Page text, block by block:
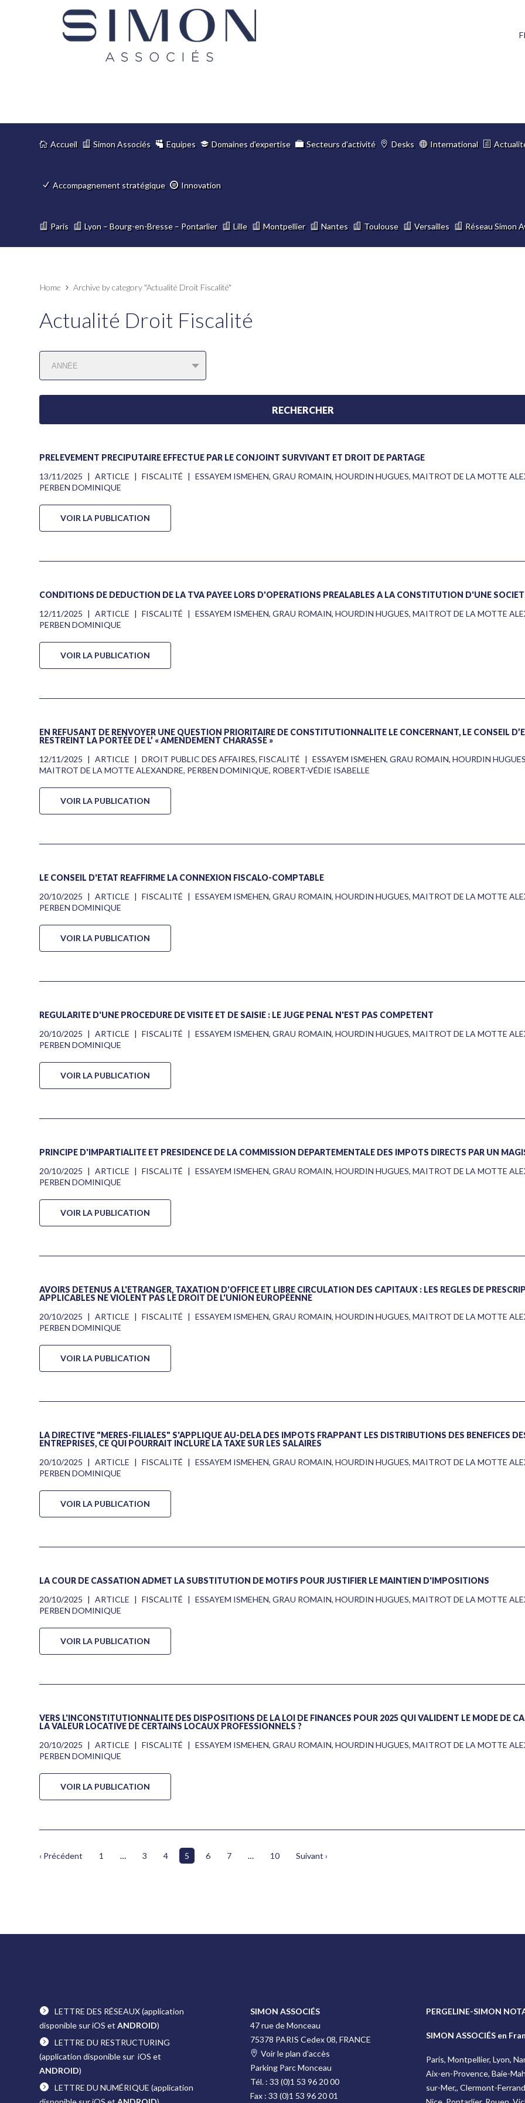
Accueil Simon Associés Equipes Domaines d’expertise Secteurs d’activité Desks International
Accompagnement stratégique Innovation
Paris Lyon – Bourg-en-Bresse – Pontarlier Lille Montpellier Nantes Toulouse Versailles Réseau Simon
Home Archive by category "Actualité Droit Fiscalité"
Actualité Droit Fiscalité
PRÉLÈVEMENT PRÉCIPUTAIRE EFFECTUÉ PAR LE CONJOINT SURVIVANT ET DROIT DE PARTAGE
13/11/2025 | ARTICLE | FISCALITÉ | ESSAYEM ISMEHEN,GRAU ROMAIN,HOURDIN HUGUES,MAITROT DE LA MOTTE
PERBEN DOMINIQUE
VOIR LA PUBLICATION
CONDITIONS DE DÉDUCTION DE LA TVA PAYÉE LORS D'OPÉRATIONS PRÉALABLES À LA CONSTITUTION D'UNE
12/11/2025 | ARTICLE | FISCALITÉ | ESSAYEM ISMEHEN,GRAU ROMAIN,HOURDIN HUGUES,MAITROT DE LA MOTTE
PERBEN DOMINIQUE
VOIR LA PUBLICATION
EN REFUSANT DE RENVOYER UNE QUESTION PRIORITAIRE DE CONSTITUTIONNALITÉ LE CONCERNANT, LE CONSEIL
RESTREINT LA PORTÉE DE L’ « AMENDEMENT CHARASSE »
12/11/2025 | ARTICLE | DROIT PUBLIC DES AFFAIRES,FISCALITÉ | ESSAYEM ISMEHEN,GRAU ROMAIN,HOURDIN
MAITROT DE LA MOTTE ALEXANDRE, PERBEN DOMINIQUE, ROBERT-VÉDIE ISABELLE
VOIR LA PUBLICATION
LE CONSEIL D'ETAT RÉAFFIRME LA CONNEXION FISCALO-COMPTABLE
20/10/2025 | ARTICLE | FISCALITÉ | ESSAYEM ISMEHEN,GRAU ROMAIN,HOURDIN HUGUES,MAITROT DE LA MOTTE
PERBEN DOMINIQUE
VOIR LA PUBLICATION
RÉGULARITÉ D'UNE PROCÉDURE DE VISITE ET DE SAISIE : LE JUGE PÉNAL N'EST PAS COMPÉTENT
20/10/2025 | ARTICLE | FISCALITÉ | ESSAYEM ISMEHEN,GRAU ROMAIN,HOURDIN HUGUES,MAITROT DE LA MOTTE
PERBEN DOMINIQUE
VOIR LA PUBLICATION
PRINCIPE D'IMPARTIALITÉ ET PRÉSIDENCE DE LA COMMISSION DÉPARTEMENTALE DES IMPÔTS DIRECTS PAR UN
20/10/2025 | ARTICLE | FISCALITÉ | ESSAYEM ISMEHEN,GRAU ROMAIN,HOURDIN HUGUES,MAITROT DE LA MOTTE
PERBEN DOMINIQUE
VOIR LA PUBLICATION
AVOIRS DÉTENUS À L'ÉTRANGER, TAXATION D'OFFICE ET LIBRE CIRCULATION DES CAPITAUX : LES RÈGLES DE
APPLICABLES NE VIOLENT PAS LE DROIT DE L'UNION EUROPÉENNE
20/10/2025 | ARTICLE | FISCALITÉ | ESSAYEM ISMEHEN,GRAU ROMAIN,HOURDIN HUGUES,MAITROT DE LA MOTTE
PERBEN DOMINIQUE
VOIR LA PUBLICATION
LA DIRECTIVE "MÈRES-FILIALES" S'APPLIQUE AU-DELÀ DES IMPÔTS FRAPPANT LES DISTRIBUTIONS DES BÉNÉFICES
ENTREPRISES, CE QUI POURRAIT INCLURE LA TAXE SUR LES SALAIRES
20/10/2025 | ARTICLE | FISCALITÉ | ESSAYEM ISMEHEN,GRAU ROMAIN,HOURDIN HUGUES,MAITROT DE LA MOTTE
PERBEN DOMINIQUE
VOIR LA PUBLICATION
LA COUR DE CASSATION ADMET LA SUBSTITUTION DE MOTIFS POUR JUSTIFIER LE MAINTIEN D'IMPOSITIONS
20/10/2025 | ARTICLE | FISCALITÉ | ESSAYEM ISMEHEN,GRAU ROMAIN,HOURDIN HUGUES,MAITROT DE LA MOTTE
PERBEN DOMINIQUE
VOIR LA PUBLICATION
VERS L'INCONSTITUTIONNALITÉ DES DISPOSITIONS DE LA LOI DE FINANCES POUR 2025 QUI VALIDENT LE MODE DE
LA VALEUR LOCATIVE DE CERTAINS LOCAUX PROFESSIONNELS ?
20/10/2025 | ARTICLE | FISCALITÉ | ESSAYEM ISMEHEN,GRAU ROMAIN,HOURDIN HUGUES,MAITROT DE LA MOTTE
PERBEN DOMINIQUE
VOIR LA PUBLICATION
‹ Précédent 1 … 3 4 5 6 7 … 10 Suivant ›
LETTRE DES RÉSEAUX(application
disponible sur iOS etANDROID)
LETTRE DU RESTRUCTURING
(application disponible sur iOS et
ANDROID)
LETTRE DU NUMÉRIQUE (application
SIMON ASSOCIÉS
47 rue de Monceau
75378 PARIS Cedex 08, FRANCE
Voir le plan d’accès
Parking Parc Monceau
Tél. :33 (0)1 53 96 20 00
Fax :33 (0)1 53 96 20 01
PERGELINE-SIMON
SIMON ASSOCIÉS en
Paris, Montpellier, Lyon,
Aix-en-Provence, Baie-
sur-Mer,, Clermont-